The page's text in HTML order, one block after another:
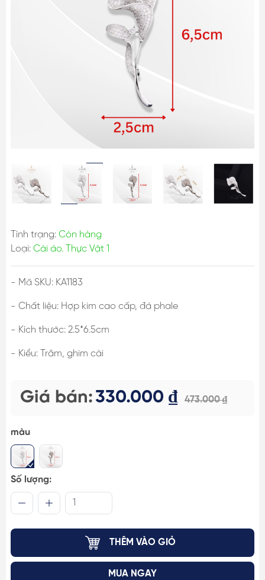
Tình trạng: Còn hàng
Loại: Cài áo. Thực Vật 1
- Mã SKU: KA1183
- Chất liệu: Hợp kim cao cấp, đá phale
- Kích thước: 2.5*6.5cm
- Kiểu: Trâm, ghim cài
Giá bán:330.000 ₫ 473.000 ₫
màu
Số lượng:
THÊM VÀO GIỎ
MUA NGAY